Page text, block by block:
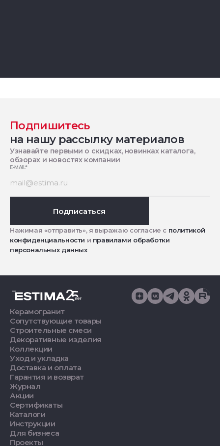
Подпишитесь
на нашу рассылку материалов
Узнавайте первыми о скидках, новинках каталога,
обзорах и новостях компании
E-MAIL*
Подписаться
Нажимая «отправить», я выражаю согласие с политикой
конфиденциальности и правилами обработки
персональных данных
Керамогранит
Сопутствующие товары
Строительные смеси
Декоративные изделия
Коллекции
Уход и укладка
Доставка и оплата
Гарантия и возврат
Журнал
Акции
Сертификаты
Каталоги
Инструкции
Для бизнеса
Проекты